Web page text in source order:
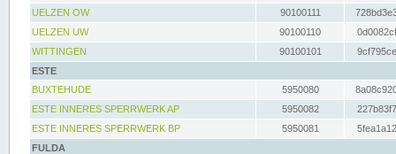
UELZEN OW
90100111
UELZEN UW
90100110
WITTINGEN
90100101
ESTE
BUXTEHUDE
5950080
ESTE INNERES SPERRWERK AP
5950082
ESTE INNERES SPERRWERK BP
5950081
FULDA